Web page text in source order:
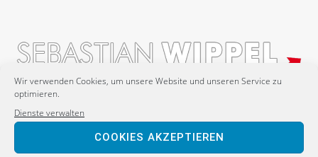
Wir verwenden Cookies, um unsere Website und unseren Service zu
optimieren.
Dienste verwalten
COOKIES AKZEPTIEREN
Postanschrift:
Sebastian Wippel